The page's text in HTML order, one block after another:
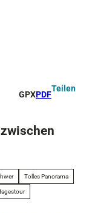
GPXPDF
Teilen
Tolles Panorama